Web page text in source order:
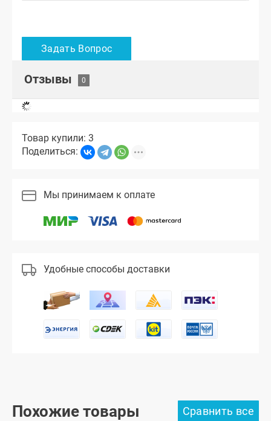
Отзывы
Товар купили: 3
Поделиться:
Мы принимаем к оплате
Удобные способы доставки
Похожие товары